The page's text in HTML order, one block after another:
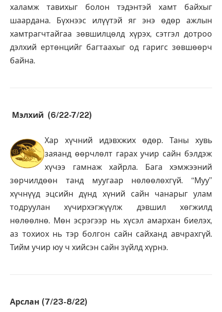
халамж тавихыг болон тэдэнтэй хамт байхыг
шаардана. Бүхнээс илүүтэй яг энэ өдөр ажлын
хамтрагчтайгаа зөвшилцөлд хүрэх, сэтгэл дотроо
дэлхий ертөнцийг багтаахыг од гаригс зөвшөөрч
байна.
Мэлхий (6/22-7/22)
Хар хүчний идэвхжих өдөр. Таны хувь
заяанд өөрчлөлт гарах учир сайн бэлдэж
хүчээ гамнаж хайрла. Бага хэмжээний
зөрчилдөөн танд муугаар нөлөөлөхгүй. “Муу”
хүчнүүд эцсийн дүнд хүний сайн чанарыг улам
тодруулан хүчирхэгжүүлж дэвшил хөгжилд
нөлөөлнө. Мөн эсрэгээр нь хүсэл амархан биелэх,
аз тохиох нь тэр болгон сайн сайханд авчрахгүй.
Тийм учир юу ч хийсэн сайн зүйлд хүрнэ.
Арслан (7/23-8/22)